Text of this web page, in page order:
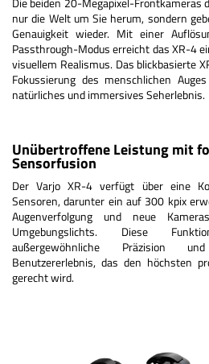
nur die Welt um Sie herum, sondern
Genauigkeit wieder. Mit einer
Passthrough-Modus erreicht das XR-4
visuellem Realismus. Das blickbasierte
Fokussierung des menschlichen
natürliches und immersives Seherlebnis.
Unübertroffene Leistung mit
Sensorfusion
Der Varjo XR-4 verfügt über eine
Sensoren, darunter ein auf 300 kpix
Augenverfolgung und neue
Umgebungslichts. Diese
außergewöhnliche Präzision
Benutzererlebnis, das den höchsten
gerecht wird.